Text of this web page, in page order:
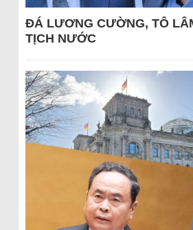
ĐÁ LƯƠNG CƯỜNG, TÔ
TỊCH NƯỚC